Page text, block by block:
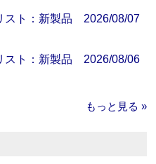
スト：新製品 2026/08/07
スト：新製品 2026/08/06
もっと見る »